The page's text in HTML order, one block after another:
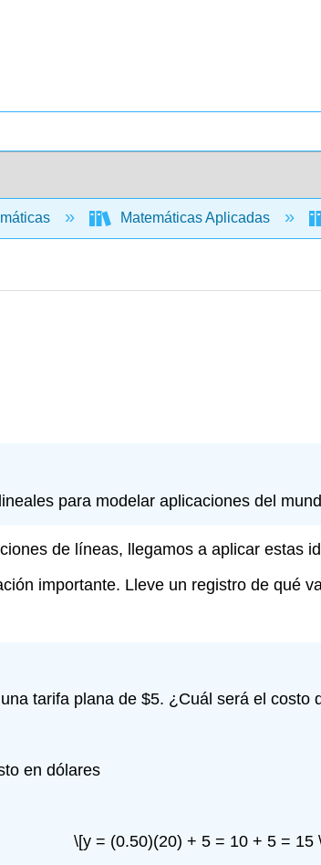
Matemáticas Aplicadas
para modelar aplicaciones del
de líneas, llegamos a aplicar estas
importante. Lleve un registro de qué
tarifa plana de $5. ¿Cuál será el
en dólares
\[y = (0.50)(20) + 5 = 10 + 5 = 15